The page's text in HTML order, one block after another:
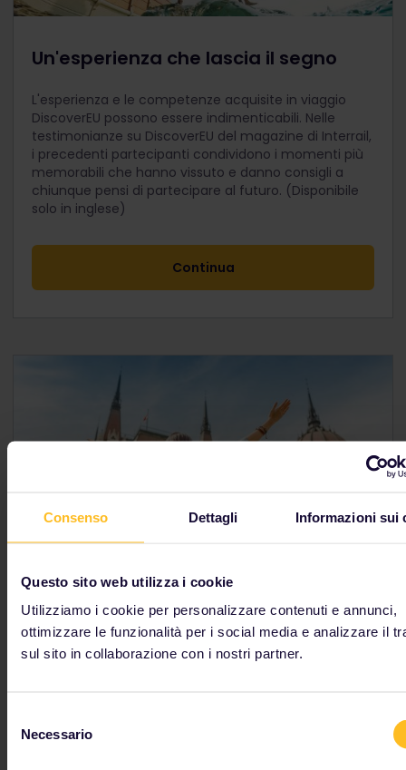
Consenso Dettagli Informazioni sui
Questo sito web utilizza i cookie
Utilizziamo i cookie per personalizzare contenuti e annunci,
ottimizzare le funzionalità per i social media e analizzare il
sul sito in collaborazione con i nostri partner.
delNecessario
Un'esperienza che lascia il segno
L'esperienza e le competenze acquisite in viaggio
DiscoverEU possono essere indimenticabili. Nelle
testimonianze su DiscoverEU del magazine di Interrail,
i precedenti partecipanti condividono i momenti più
memorabili che hanno vissuto e danno consigli a
chiunque pensi di partecipare al futuro. (Disponibile
solo in inglese)
Continua
Preparati per un'avventura unica
Negli ultimi 40 anni, i viaggiatori Interrail hanno vissuto
culturali d'Europa
modo per immergersi nel variegato tessuto culturale